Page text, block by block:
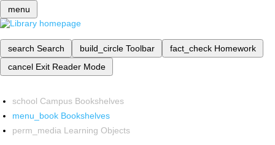
menu
search Search build_circle Toolbar fact_check Homework
cancel Exit Reader Mode
school Campus Bookshelves
menu_book Bookshelves
perm_media Learning Objects